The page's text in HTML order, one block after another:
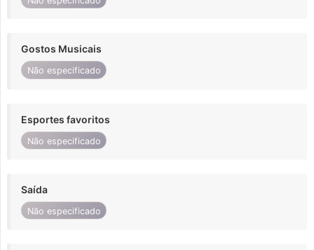
Gostos Musicais
Não especificado
Esportes favoritos
Não especificado
Saída
Não especificado